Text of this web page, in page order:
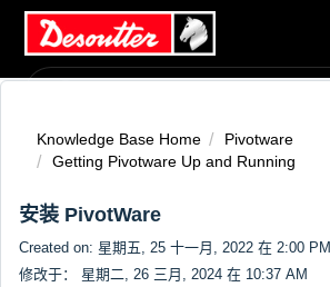
Knowledge Base Home
Pivotware
Getting Pivotware Up and Running
安装 PivotWare
Created on: 星期五, 25 十一月, 2022 在 2:00 PM
修改于： 星期二, 26 三月, 2024 在 10:37 AM